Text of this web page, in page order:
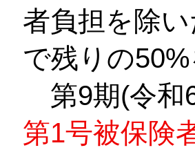
者負担を除
で残りの
第9期(令和
第1号被保険